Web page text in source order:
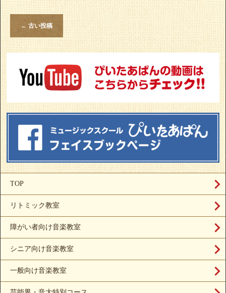
← 古い投稿
TOP
リトミック教室
障がい者向け音楽教室
シニア向け音楽教室
一般向け音楽教室